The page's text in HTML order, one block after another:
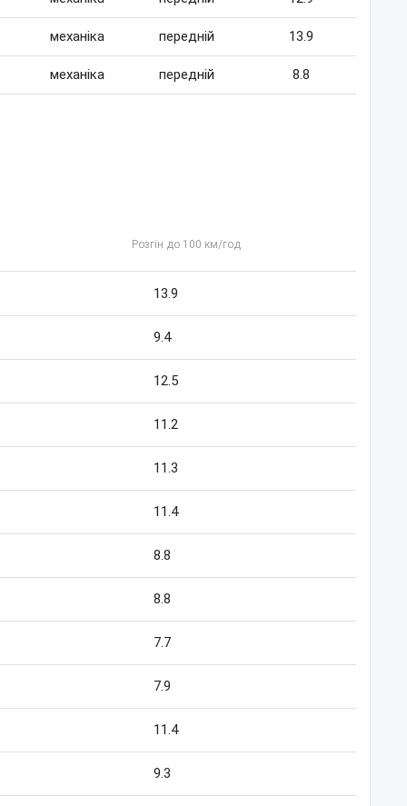
механіка передній 13.9
механіка передній 8.8
Розгін до 100 км/год
13.9
9.4
12.5
11.2
11.3
11.4
8.8
8.8
7.7
7.9
11.4
9.3